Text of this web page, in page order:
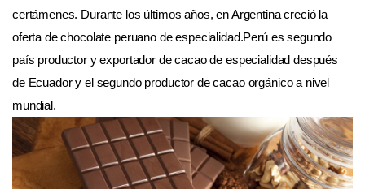
certámenes. Durante los últimos años, en Argentina creció la
oferta de chocolate peruano de especialidad.Perú es segundo
país productor y exportador de cacao de especialidad después
de Ecuador y el segundo productor de cacao orgánico a nivel
mundial.